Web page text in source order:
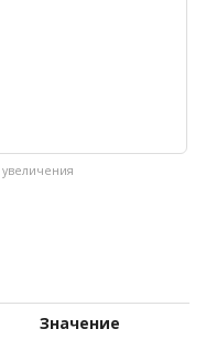
увеличения
Значение